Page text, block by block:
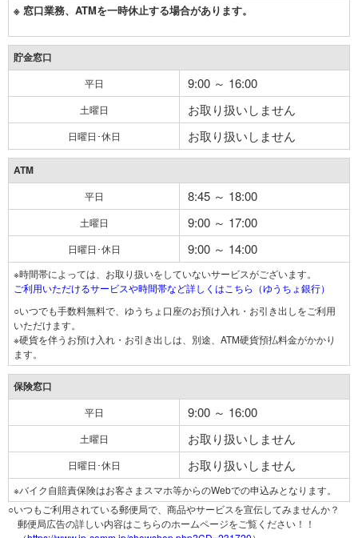
※ 窓口業務、ATMを一時休止する場合があります。
貯金窓口
平日 9:00 ～ 16:00
土曜日 お取り扱いしません
日曜日･休日 お取り扱いしません
ATM
平日 8:45 ～ 18:00
土曜日 9:00 ～ 17:00
日曜日･休日 9:00 ～ 14:00
※時間帯によっては、お取り扱いをしていないサービスがございます。
ご利用いただけるサービスや時間帯など詳しくはこちら（ゆうちょ銀行）
○いつでも手数料無料で、ゆうちょ口座のお預け入れ・お引き出しをご利用
いただけます。
※硬貨を伴うお預け入れ・お引き出しは、別途、ATM硬貨預払料金がかかり
ます。
保険窓口
平日 9:00 ～ 16:00
土曜日 お取り扱いしません
日曜日･休日 お取り扱いしません
※バイク自賠責保険はお客さまスマホ等からのWebでの申込みとなります。
○いつもご利用されている郵便局で、商品やサービスを宣伝してみませんか？
郵便局広告の詳しい内容はこちらのホームページをご覧ください！！